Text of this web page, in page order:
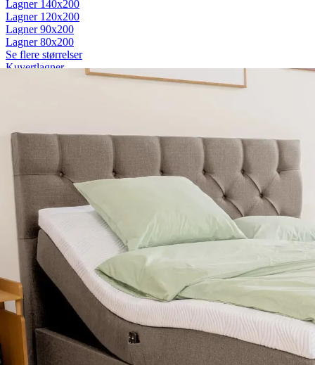
Lagner 140x200
Lagner 120x200
Lagner 90x200
Lagner 80x200
Se flere størrelser
Kuvertlagner
Kuvertlagner 180x200
Se flere størrelser
Faconlagner
Faconlagner 180x200
Faconlagner 140x200
Faconlagner 120x200
Faconlagner 90x200
Se flere størrelser
Øvrige lagner
Flade lagner
Moltonlagner
Stræklagner
Splitlagner
Vådliggerlagner
Rullemadrasser
Rullemadrasser 180x200
Rullemadrasser 140x200
Rullemadrasser 120x200
Rullemadrasser 90x200
Se flere størrelser